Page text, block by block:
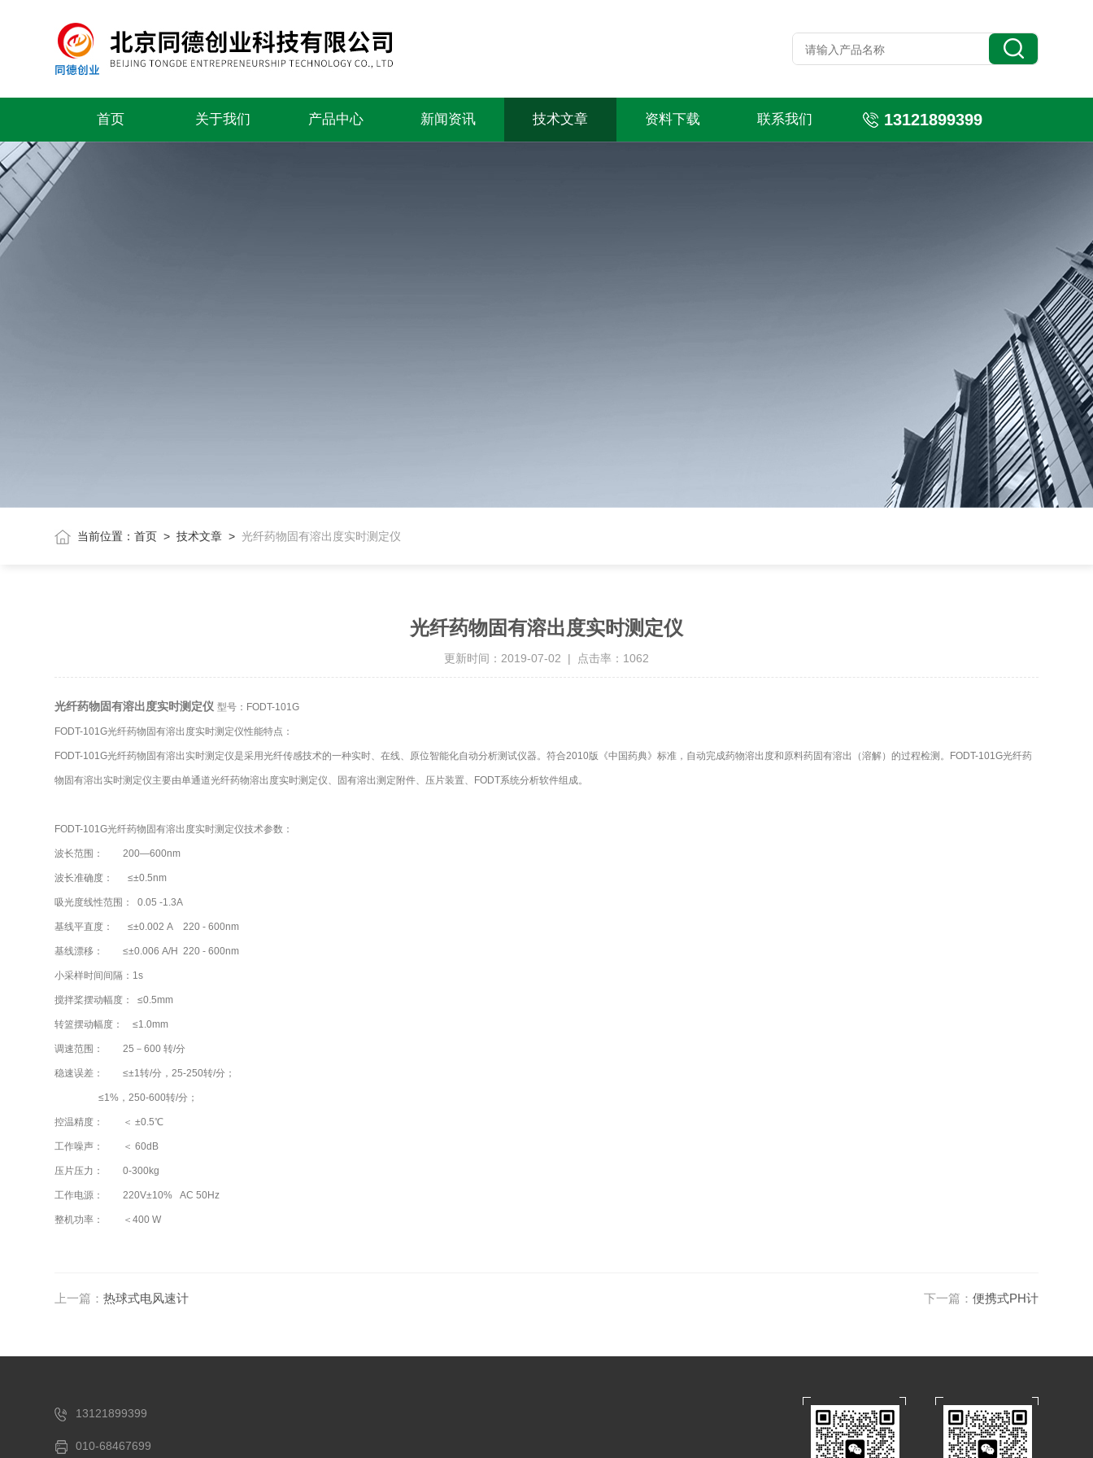
首页 关于我们 产品中心 新闻资讯 技术文章 资料下载 联系我们 13121899399
当前位置：首页 >技术文章 >光纤药物固有溶出度实时测定仪
光纤药物固有溶出度实时测定仪
更新时间：2019-07-02 | 点击率：1062
光纤药物固有溶出度实时测定仪型号：FODT-101G
FODT-101G光纤药物固有溶出度实时测定仪性能特点：
FODT-101G光纤药物固有溶出实时测定仪是采用光纤传感技术的一种实时、在线、原位智能化自动分析测试仪器。符合2010版《中国药典》标准，自动完成药物溶出度和原料药固有溶出（溶解）的过程检测。FODT-101G光纤药
物固有溶出实时测定仪主要由单通道光纤药物溶出度实时测定仪、固有溶出测定附件、压片装置、FODT系统分析软件组成。
FODT-101G光纤药物固有溶出度实时测定仪技术参数：
波长范围： 200—600nm
波长准确度： ≤±0.5nm
吸光度线性范围： 0.05 -1.3A
基线平直度： ≤±0.002 A 220 - 600nm
基线漂移： ≤±0.006 A/H 220 - 600nm
小采样时间间隔：1s
搅拌桨摆动幅度： ≤0.5mm
转篮摆动幅度： ≤1.0mm
调速范围： 25－600 转/分
稳速误差： ≤±1转/分，25-250转/分；
≤1%，250-600转/分；
控温精度： ＜ ±0.5℃
工作噪声： ＜ 60dB
压片压力： 0-300kg
工作电源： 220V±10% AC 50Hz
整机功率： ＜400 W
上一篇：热球式电风速计 下一篇： 便携式PH计
13121899399
010-68467699